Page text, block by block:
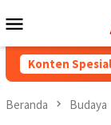
ke
Mobile
Konten Spesial
Beranda Budaya